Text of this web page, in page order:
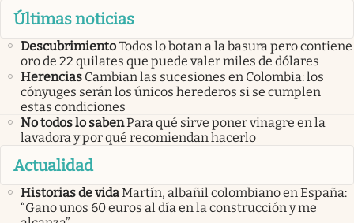
Últimas noticias
DescubrimientoTodos lo botan a la basura pero contiene
oro de 22 quilates que puede valer miles de dólares
Herencias Cambian las sucesiones en Colombia: los
cónyuges serán los únicos herederos si se cumplen
estas condiciones
No todos lo sabenPara qué sirve poner vinagre en la
lavadora y por qué recomiendan hacerlo
Actualidad
Historias de vidaMartín, albañil colombiano en España:
“Gano unos 60 euros al día en la construcción y me